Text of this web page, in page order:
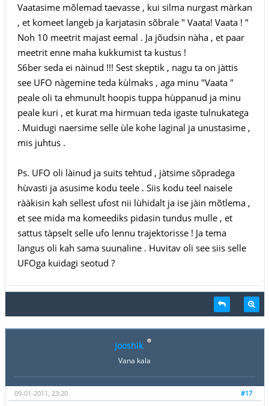
Vaatasime mõlemad taevasse , kui silma nurgast màrkan
, et komeet langeb ja karjatasin sõbrale " Vaata! Vaata ! "
Noh 10 meetrit majast eemal . Ja jõudsin nàha , et paar
meetrit enne maha kukkumist ta kustus !
S6ber seda ei nàinud !!! Sest skeptik , nagu ta on jàttis
see UFO nàgemine teda kùlmaks , aga minu "Vaata "
peale oli ta ehmunult hoopis tuppa hùppanud ja minu
peale kuri , et kurat ma hirmuan teda igaste tulnukatega
. Muidugi naersime selle ùle kohe laginal ja unustasime ,
mis juhtus .
Ps. UFO oli làinud ja suits tehtud , jàtsime sõpradega
hùvasti ja asusime kodu teele . Siis kodu teel naisele
rààkisin kah sellest ufost nii lùhidalt ja ise jàin mõtlema ,
et see mida ma komeediks pidasin tundus mulle , et
sattus tàpselt selle ufo lennu trajektorisse ! Ja tema
langus oli kah sama suunaline . Huvitav oli see siis selle
UFOga kuidagi seotud ?
jooshik
Vana kala
#17
09-01-2011, 23:20